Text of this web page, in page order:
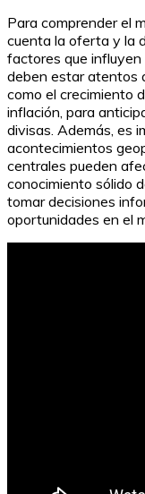
Para comprender el
cuenta la oferta y la
factores que influyen
deben estar atentos
como el crecimiento
inflación, para
divisas. Además, es
acontecimientos
centrales pueden
conocimiento sólido
tomar decisiones
oportunidades en el